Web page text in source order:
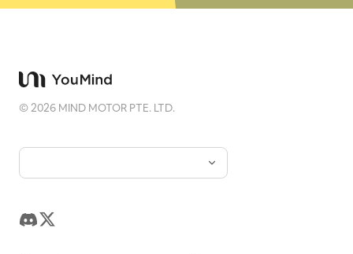
©2026 MIND MOTOR PTE. LTD.